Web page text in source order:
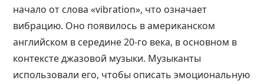
начало от слова «vibration», что означает
вибрацию. Оно появилось в американском
английском в середине 20-го века, в основном в
контексте джазовой музыки. Музыканты
использовали его, чтобы описать эмоциональную